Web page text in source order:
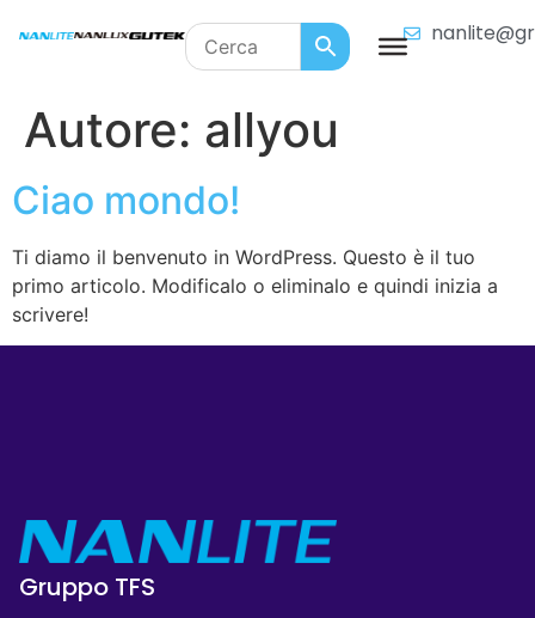
Autore: allyou
Ciao mondo!
Ti diamo il benvenuto in WordPress. Questo è il tuo
primo articolo. Modificalo o eliminalo e quindi inizia a
scrivere!
Gruppo TFS